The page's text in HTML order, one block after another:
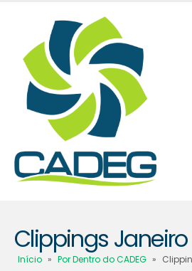
Clippings Janeiro
Início » Por Dentro do CADEG »